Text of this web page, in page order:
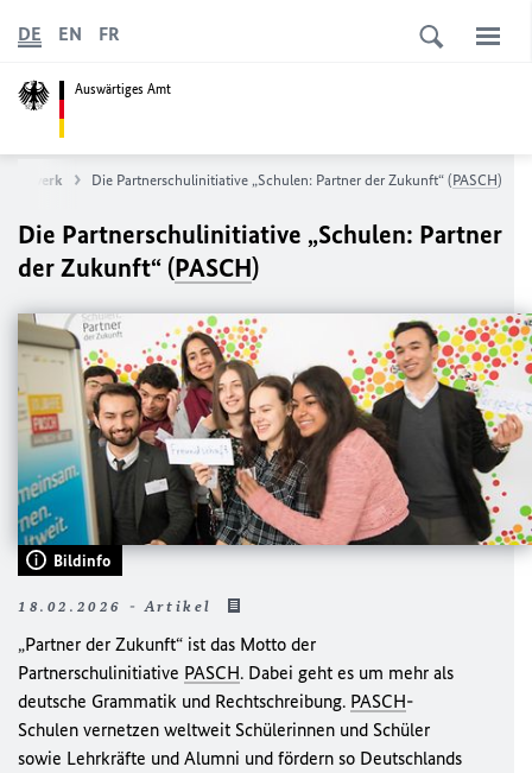
Auswärtiges Amt
DE EN FR
Die Partnerschulinitiative „Schulen: Partner der Zukunft“ (PASCH)
Die Partnerschulinitiative „Schulen: Partner
der Zukunft“ (PASCH)
Bildinfo
18.02.2026 - Artikel
„Partner der Zukunft“ ist das Motto der
Partnerschulinitiative PASCH. Dabei geht es um mehr als
deutsche Grammatik und Rechtschreibung. PASCH-
Schulen vernetzen weltweit Schülerinnen und Schüler
sowie Lehrkräfte und Alumni und fördern so Deutschlands